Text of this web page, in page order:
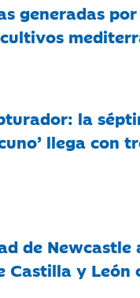
generadas
la
llega con
de Newcastle
Castilla y León